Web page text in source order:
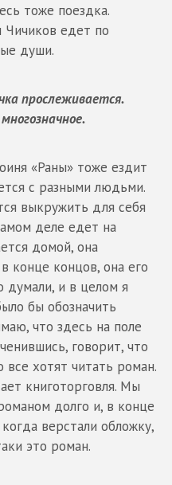
тоже поездка.
Чичиков едет по
души.
прослеживается.
«Раны» тоже ездит
с разными людьми.
выкружить для себя
деле едет на
домой, она
конце концов, она его
думали, и в целом я
бы обозначить
что здесь на поле
говорит, что
все хотят читать роман.
книготорговля. Мы
долго и, в конце
верстали обложку,
это роман.